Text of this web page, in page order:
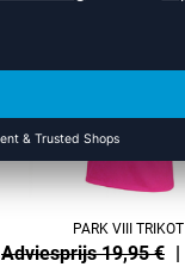
PARK VIII TRIKOT
Adviesprijs 19,95 € |